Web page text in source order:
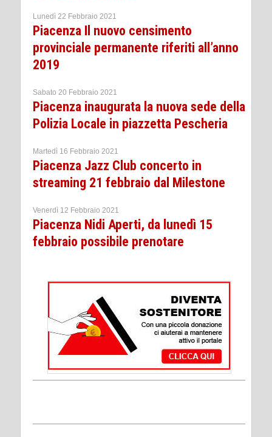
Lunedì 22 Febbraio 2021
Piacenza Il nuovo censimento
provinciale permanente riferiti all’anno
2019
Sabato 20 Febbraio 2021
Piacenza inaugurata la nuova sede della
Polizia Locale in piazzetta Pescheria
Martedì 16 Febbraio 2021
Piacenza Jazz Club concerto in
streaming 21 febbraio dal Milestone
Venerdì 12 Febbraio 2021
Piacenza Nidi Aperti, da lunedì 15
febbraio possibile prenotare